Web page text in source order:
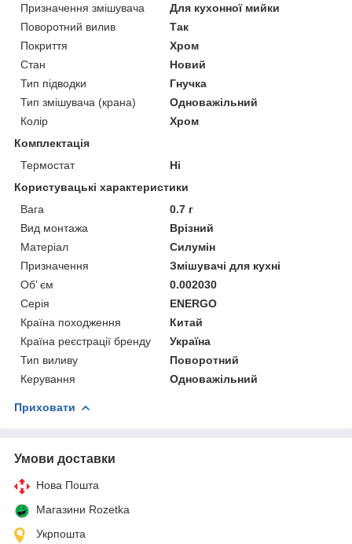
Призначення змішувача
Для кухонної мийки
Поворотний вилив
Так
Покриття
Хром
Стан
Новий
Тип підводки
Гнучка
Тип змішувача (крана)
Одноважільний
Колір
Хром
Комплектація
Термостат
Ні
Користувацькi характеристики
Вага
0.7 г
Вид монтажа
Врізний
Матеріал
Силумін
Призначення
Змішувачі для кухні
Об’ єм
0.002030
Серія
ENERGO
Країна походження
Китай
Країна реєстрації бренду
Україна
Тип виливу
Поворотний
Керування
Одноважільний
Приховати
Умови доставки
Нова Пошта
Магазини Rozetka
Укрпошта